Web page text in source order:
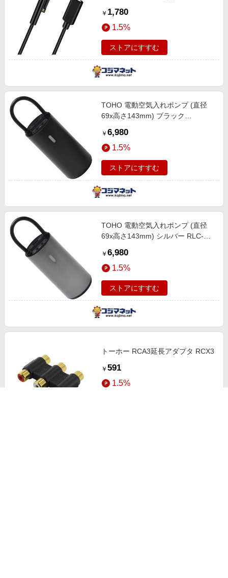
￥ 1,780
1.5%
ストアにすすむ
TOHO 電動空気入れポンプ (直径
69x高さ143mm) ブラック
￥ 6,980
1.5%
ストアにすすむ
TOHO 電動空気入れポンプ (直径
69x高さ143mm) シルバー RLC-
￥ 6,980
1.5%
ストアにすすむ
トーホー RCA3延長アダプタ RCX3
￥ 591
1.5%